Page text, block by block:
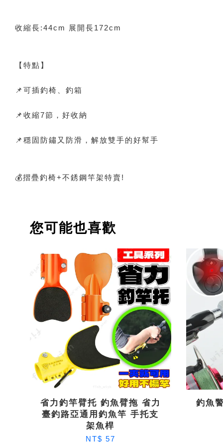
收縮長:44cm 展開長172cm
【特點】
📌可插釣椅、釣箱
📌收縮7節，好收納
📌穩固防鏽又防滑，解放雙手的好幫手
💰摺疊釣椅+不銹鋼竿架特賣!
您可能也喜歡
省力釣竿臂托 釣魚臂拖 省力
臺釣路亞通用釣魚竿 手托支
架魚桿
NT$ 57
釣魚